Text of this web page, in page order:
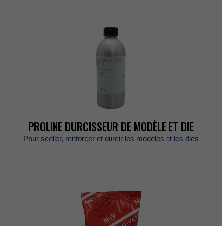
PROLINEDURCISSEURDEMODÈLEETDIE
Poursceller,renforceretdurcirlesmodèlesetlesdies